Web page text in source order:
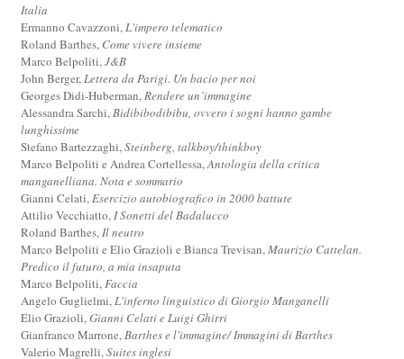
Italia
Ermanno Cavazzoni,L'impero telematico
Roland Barthes, Come vivere insieme
Marco Belpoliti,J&B
John Berger,Lettera da Parigi. Un bacio per noi
Georges Didi-Huberman,Rendere un’immagine
Alessandra Sarchi,Bidibibodibibu, ovvero i sogni hanno gambe
lunghissime
Stefano Bartezzaghi,Steinberg, talkboy/thinkboy
Marco Belpoliti e Andrea Cortellessa,Antologia della critica
manganelliana. Nota e sommario
Gianni Celati,Esercizio autobiografico in 2000 battute
Attilio Vecchiatto,I Sonetti del Badalucco
Roland Barthes,Il neutro
Marco Belpoliti e Elio Grazioli e Bianca Trevisan,Maurizio Cattelan.
Predico il futuro, a mia insaputa
Marco Belpoliti,Faccia
Angelo Guglielmi,L'inferno linguistico di Giorgio Manganelli
Elio Grazioli,Gianni Celati e Luigi Ghirri
Gianfranco Marrone,Barthes e l'immagine/ Immagini di Barthes
Valerio Magrelli,Suites inglesi